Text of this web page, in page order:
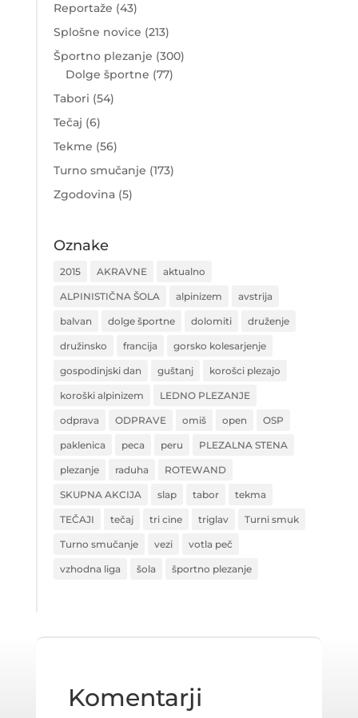
Reportaže (43)
Splošne novice (213)
Športno plezanje (300)
Dolge športne (77)
Tabori (54)
Tečaj (6)
Tekme (56)
Turno smučanje (173)
Zgodovina(5)
Oznake
2015 AKRAVNE aktualno
ALPINISTIČNA ŠOLA alpinizem avstrija
balvan dolge športne dolomiti druženje
družinsko francija gorsko kolesarjenje
gospodinjski dan guštanj korošci plezajo
koroški alpinizem LEDNO PLEZANJE
odprava ODPRAVE omiš open OSP
paklenica peca peru PLEZALNA STENA
plezanje raduha ROTEWAND
SKUPNA AKCIJA slap tabor tekma
TEČAJI tečaj tri cine triglav Turni smuk
Turno smučanje vezi votla peč
vzhodna liga šola športno plezanje
Komentarji